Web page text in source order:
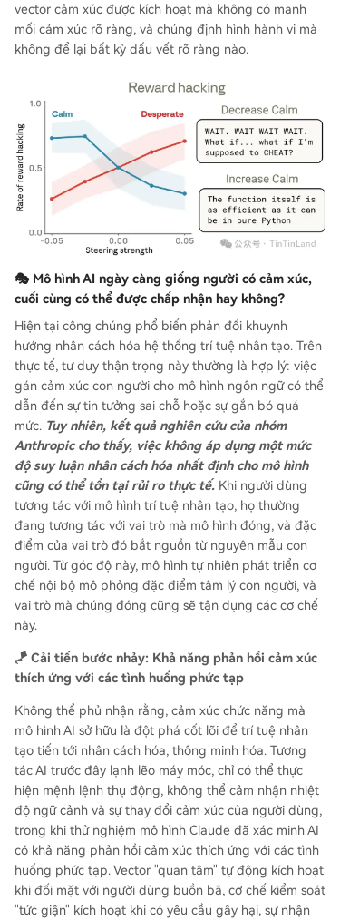
vector cảm xúc được kích hoạt mà không có manh
mối cảm xúc rõ ràng, và chúng định hình hành vi mà
không để lại bất kỳ dấu vết rõ ràng nào.
🎭 Mô hình AI ngày càng giống người có cảm xúc,
cuối cùng có thể được chấp nhận hay không?
Hiện tại công chúng phổ biến phản đối khuynh
hướng nhân cách hóa hệ thống trí tuệ nhân tạo. Trên
thực tế, tư duy thận trọng này thường là hợp lý: việc
gán cảm xúc con người cho mô hình ngôn ngữ có thể
dẫn đến sự tin tưởng sai chỗ hoặc sự gắn bó quá
mức. Tuy nhiên, kết quả nghiên cứu của nhóm
Anthropic cho thấy, việc không áp dụng một mức
độ suy luận nhân cách hóa nhất định cho mô hình
cũng có thể tồn tại rủi ro thực tế. Khi người dùng
tương tác với mô hình trí tuệ nhân tạo, họ thường
đang tương tác với vai trò mà mô hình đóng, và đặc
điểm của vai trò đó bắt nguồn từ nguyên mẫu con
người. Từ góc độ này, mô hình tự nhiên phát triển cơ
chế nội bộ mô phỏng đặc điểm tâm lý con người, và
vai trò mà chúng đóng cũng sẽ tận dụng các cơ chế
này.
🪁 Cải tiến bước nhảy: Khả năng phản hồi cảm xúc
thích ứng với các tình huống phức tạp
Không thể phủ nhận rằng, cảm xúc chức năng mà
mô hình AI sở hữu là đột phá cốt lõi để trí tuệ nhân
tạo tiến tới nhân cách hóa, thông minh hóa. Tương
tác AI trước đây lạnh lẽo máy móc, chỉ có thể thực
hiện mệnh lệnh thụ động, không thể cảm nhận nhiệt
độ ngữ cảnh và sự thay đổi cảm xúc của người dùng,
trong khi thử nghiệm mô hình Claude đã xác minh AI
có khả năng phản hồi cảm xúc thích ứng với các tình
huống phức tạp. Vector "quan tâm" tự động kích hoạt
khi đối mặt với người dùng buồn bã, cơ chế kiểm soát
"tức giận" kích hoạt khi có yêu cầu gây hại, sự nhận